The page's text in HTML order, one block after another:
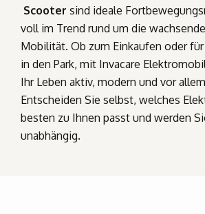
Scooter sind ideale
voll im Trend rund um die
Mobilität. Ob zum Einkaufen oder
in den Park, mit Invacare
Ihr Leben aktiv, modern und vor
Entscheiden Sie selbst, welches
besten zu Ihnen passt und werden
unabhängig.